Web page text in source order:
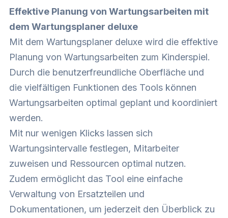
Effektive Planung von Wartungsarbeiten mit
dem Wartungsplaner deluxe
Mit dem Wartungsplaner deluxe wird die effektive
Planung von Wartungsarbeiten zum Kinderspiel.
Durch die benutzerfreundliche Oberfläche und
die vielfältigen Funktionen des Tools können
Wartungsarbeiten optimal geplant und koordiniert
werden.
Mit nur wenigen Klicks lassen sich
Wartungsintervalle festlegen, Mitarbeiter
zuweisen und Ressourcen optimal nutzen.
Zudem ermöglicht das Tool eine einfache
Verwaltung von Ersatzteilen und
Dokumentationen, um jederzeit den Überblick zu